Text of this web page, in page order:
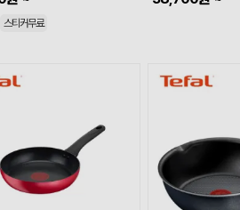
스티커무료